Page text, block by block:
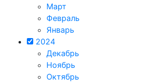
Март
Февраль
Январь
2024
Декабрь
Ноябрь
Октябрь